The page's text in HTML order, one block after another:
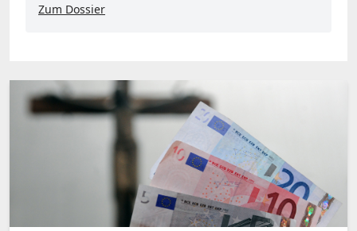
Zum Dossier